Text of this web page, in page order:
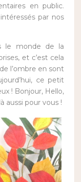
en public.
par nos
le monde de la
et c’est cela
l’ombre en sont
ce petit
! Bonjour, Hello,
aussi pour vous !